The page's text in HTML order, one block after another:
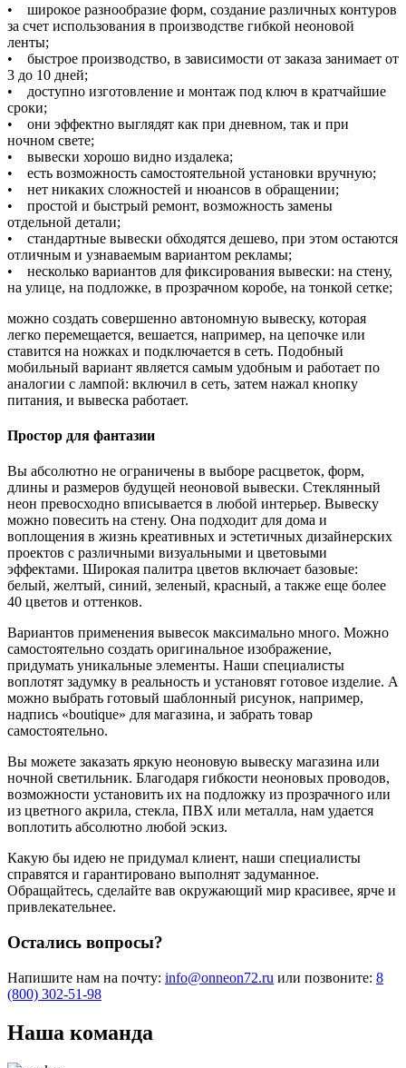
• широкое разнообразие форм, создание различных контуров
за счет использования в производстве гибкой неоновой
ленты;
• быстрое производство, в зависимости от заказа занимает от
3 до 10 дней;
• доступно изготовление и монтаж под ключ в кратчайшие
сроки;
• они эффектно выглядят как при дневном, так и при
ночном свете;
• вывески хорошо видно издалека;
• есть возможность самостоятельной установки вручную;
• нет никаких сложностей и нюансов в обращении;
• простой и быстрый ремонт, возможность замены
отдельной детали;
• стандартные вывески обходятся дешево, при этом остаются
отличным и узнаваемым вариантом рекламы;
• несколько вариантов для фиксирования вывески: на стену,
на улице, на подложке, в прозрачном коробе, на тонкой сетке;
можно создать совершенно автономную вывеску, которая
легко перемещается, вешается, например, на цепочке или
ставится на ножках и подключается в сеть. Подобный
мобильный вариант является самым удобным и работает по
аналогии с лампой: включил в сеть, затем нажал кнопку
питания, и вывеска работает.
Простор для фантазии
Вы абсолютно не ограничены в выборе расцветок, форм,
длины и размеров будущей неоновой вывески. Стеклянный
неон превосходно вписывается в любой интерьер. Вывеску
можно повесить на стену. Она подходит для дома и
воплощения в жизнь креативных и эстетичных дизайнерских
проектов с различными визуальными и цветовыми
эффектами. Широкая палитра цветов включает базовые:
белый, желтый, синий, зеленый, красный, а также еще более
40 цветов и оттенков.
Вариантов применения вывесок максимально много. Можно
самостоятельно создать оригинальное изображение,
придумать уникальные элементы. Наши специалисты
воплотят задумку в реальность и установят готовое изделие. А
можно выбрать готовый шаблонный рисунок, например,
надпись «boutique» для магазина, и забрать товар
самостоятельно.
Вы можете заказать яркую неоновую вывеску магазина или
ночной светильник. Благодаря гибкости неоновых проводов,
возможности установить их на подложку из прозрачного или
из цветного акрила, стекла, ПВХ или металла, нам удается
воплотить абсолютно любой эскиз.
Какую бы идею не придумал клиент, наши специалисты
справятся и гарантировано выполнят задуманное.
Обращайтесь, сделайте вав окружающий мир красивее, ярче и
привлекательнее.
Остались вопросы?
Напишите нам на почту: info@onneon72.ru или позвоните: 8
(800) 302-51-98
Наша команда